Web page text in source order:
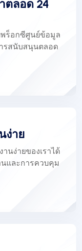
ตลอด 24
พร็อกซีศูนย์ข้อมูล
รสนับสนุนตลอด
ง่าย
นง่ายของเราได้
นและการควบคุม